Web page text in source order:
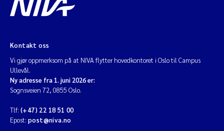
Kontakt oss
Vi gjør oppmerksom på at NIVA flytter hovedkontoret i Oslo til Campus
Ullevål.
Ny adresse fra 1. juni 2026 er:
Sognsveien 72, 0855 Oslo.
Tlf: (+47) 22 18 51 00
Epost: post@niva.no